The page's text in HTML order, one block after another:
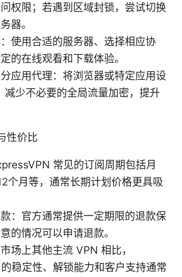
权限；若遇到区域封锁，尝试切换
器。
使用合适的服务器、选择相应协
的在线观看和下载体验。
应用代理：将浏览器或特定应用设
减少不必要的全局流量加密，提升
性价比
常见的订阅周期包括月
个月等，通常长期计划价格更具吸
：官方通常提供一定期限的退款保
的情况可以申请退款。
场上其他主流 VPN 相比，
稳定性、解锁能力和客户支持通常